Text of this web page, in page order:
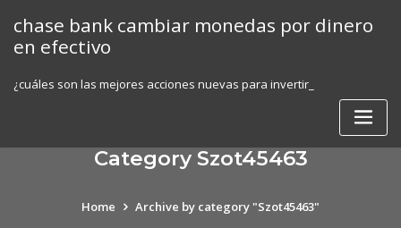
content
chase bank cambiar monedas por dinero
en efectivo
¿cuáles son las mejores acciones nuevas para invertir_
Category Szot45463
Home Archive by category "Szot45463"